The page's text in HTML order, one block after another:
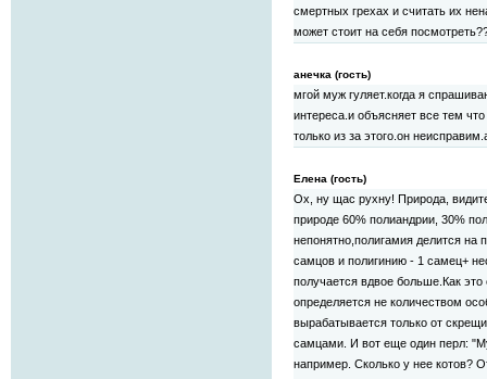
смертных грехах и считать их
может стоит на себя
анечка (гость)
мгой муж гуляет.когда я
интереса.и объясняет все тем
только из за этого.он
Елена (гость)
Ох, ну щас рухну! Природа,
природе 60% полиандрии, 30%
непонятно,полигамия делится на
самцов и полигинию - 1 самец+
получается вдвое больше.Как
определяется не количеством
вырабатывается только от
самцами. И вот еще один перл:
например. Сколько у нее котов?